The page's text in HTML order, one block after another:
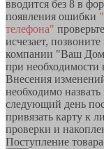
вводится без 8 в
появления ошибки
телефона"
исчезает,
компании "Ваш
при
Внесения
необходимо
следующий день
привязать карту к
проверки и
Поступление товара